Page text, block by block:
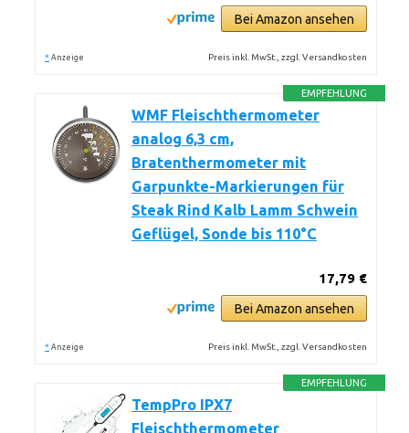
Bei Amazon ansehen
* Anzeige Preis inkl. MwSt., zzgl. Versandkosten
EMPFEHLUNG
WMF Fleischthermometer
analog 6,3 cm,
Bratenthermometer mit
Garpunkte-Markierungen für
Steak Rind Kalb Lamm Schwein
Geflügel, Sonde bis 110°C
17,79 €
Bei Amazon ansehen
* Anzeige Preis inkl. MwSt., zzgl. Versandkosten
EMPFEHLUNG
TempPro IPX7
Fleischthermometer